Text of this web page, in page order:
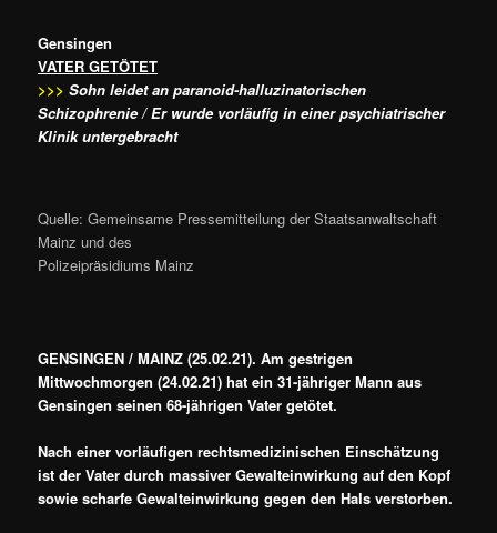
Gensingen
VATER GETÖTET
>>> Sohn leidet an paranoid-halluzinatorischen
Schizophrenie / Er wurde vorläufig in einer psychiatrischer
Klinik untergebracht
Quelle: Gemeinsame Pressemitteilung der Staatsanwaltschaft
Mainz und des
Polizeipräsidiums Mainz
GENSINGEN / MAINZ (25.02.21). Am gestrigen
Mittwochmorgen (24.02.21) hat ein 31-jähriger Mann aus
Gensingen seinen 68-jährigen Vater getötet.
Nach einer vorläufigen rechtsmedizinischen Einschätzung
ist der Vater durch massiver Gewalteinwirkung auf den Kopf
sowie scharfe Gewalteinwirkung gegen den Hals verstorben.